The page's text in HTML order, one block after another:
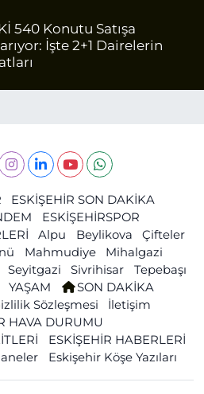
540 Konutu Satışa
İşte 2+1 Dairelerin
ESKİŞEHİR SON DAKİKA
ESKİŞEHİRSPOR
Alpu Beylikova
Çifteler
Mahmudiye
Mihalgazi
Seyitgazi Sivrihisar
Tepebaşı
YAŞAM
SON DAKİKA
Sözleşmesi
İletişim
HAVA DURUMU
ESKİŞEHİR HABERLERİ
Eskişehir Köşe Yazıları